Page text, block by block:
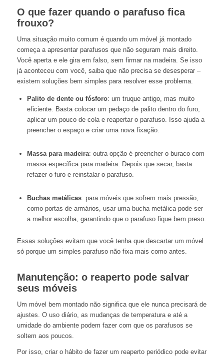
O que fazer quando o parafuso fica
frouxo?
Uma situação muito comum é quando um móvel já montado
começa a apresentar parafusos que não seguram mais direito.
Você aperta e ele gira em falso, sem firmar na madeira. Se isso
já aconteceu com você, saiba que não precisa se desesperar –
existem soluções bem simples para resolver esse problema.
Palito de dente ou fósforo: um truque antigo, mas muito
eficiente. Basta colocar um pedaço de palito dentro do furo,
aplicar um pouco de cola e reapertar o parafuso. Isso ajuda a
preencher o espaço e criar uma nova fixação.
Massa para madeira: outra opção é preencher o buraco com
massa específica para madeira. Depois que secar, basta
refazer o furo e reinstalar o parafuso.
Buchas metálicas: para móveis que sofrem mais pressão,
como portas de armários, usar uma bucha metálica pode ser
a melhor escolha, garantindo que o parafuso fique bem preso.
Essas soluções evitam que você tenha que descartar um móvel
só porque um simples parafuso não fixa mais como antes.
Manutenção: o reaperto pode salvar
seus móveis
Um móvel bem montado não significa que ele nunca precisará de
ajustes. O uso diário, as mudanças de temperatura e até a
umidade do ambiente podem fazer com que os parafusos se
soltem aos poucos.
Por isso, criar o hábito de fazer um reaperto periódico pode evitar